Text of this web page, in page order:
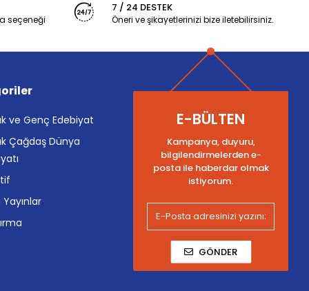
seçeneği
7 / 24 DESTEK
Öneri ve şikayetlerinizi bize iletebilirsiniz.
ve Genç Edebiyat
Çağdaş Dünya
Yayınlar
E-BÜLTEN
Kampanya, duyuru,
bilgilendirmelerden e-
posta ile haberdar olmak
istiyorum.
GÖNDER